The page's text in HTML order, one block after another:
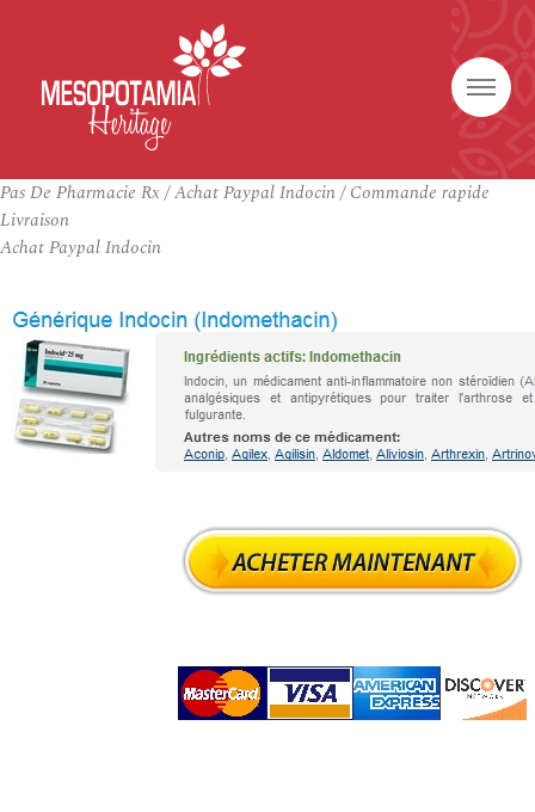
Pas De Pharmacie Rx / Achat Paypal Indocin / Commande rapide
Livraison
Achat Paypal Indocin